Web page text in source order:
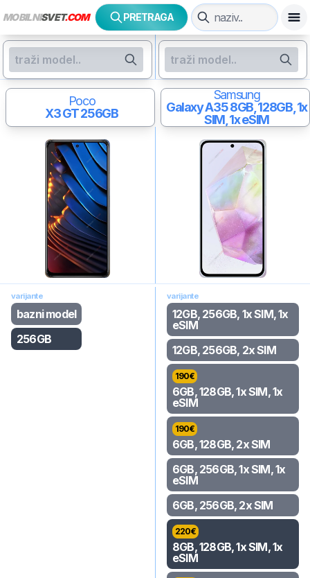
MOBILNISVET.COM PRETRAGA
Poco
X3 GT256GB
Samsung
Galaxy A358GB, 128GB, 1x
SIM, 1x eSIM
varijante
bazni model
256GB
varijante
12GB, 256GB, 1x SIM, 1x
eSIM
12GB, 256GB, 2x SIM
190€
6GB, 128GB, 1x SIM, 1x
eSIM
190€
6GB, 128GB, 2x SIM
6GB, 256GB, 1x SIM, 1x
eSIM
6GB, 256GB, 2x SIM
220€
8GB, 128GB, 1x SIM, 1x
eSIM